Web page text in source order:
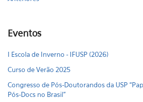
Eventos
I Escola de Inverno - IFUSP (2026)
Curso de Verão 2025
Congresso de Pós-Doutorandos da USP
Pós-Docs no Brasil"